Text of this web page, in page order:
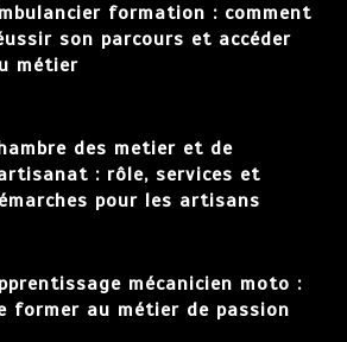
formation : comment
son parcours et accéder
métier
des metier et de
: rôle, services et
pour les artisans
mécanicien moto :
former au métier de passion